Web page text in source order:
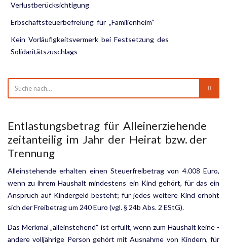
Verlustberücksichtigung
Erbschaftsteuerbefreiung für „Familienheim“
Kein Vorläufigkeitsvermerk bei Festsetzung des
Solidaritätszuschlags
Entlastungsbetrag für Alleinerziehende
zeitanteilig im Jahr der Heirat bzw. der
Trennung
Alleinstehende erhalten einen Steuerfreibetrag von 4.008 Euro,
wenn zu ihrem Haushalt mindestens ein Kind gehört, für das ein
Anspruch auf Kindergeld besteht; für jedes weitere Kind erhöht
sich der Freibetrag um 240 Euro (vgl. § 24b Abs. 2 EStG).
Das Merkmal „alleinstehend“ ist erfüllt, wenn zum Haushalt keine ­
andere volljährige Person gehört mit Aus­nahme von Kindern, für